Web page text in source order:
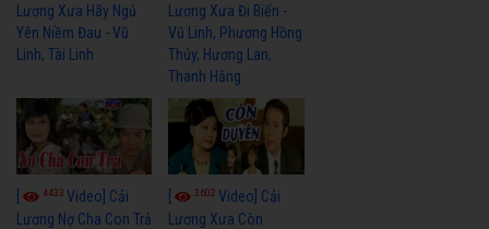
Lương Xưa Hãy Ngủ
Yên Niềm Đau - Vũ
Linh, Tài Linh
Lương Xưa Đi Biển -
Vũ Linh, Phương Hồng
Thủy, Hương Lan,
Thanh Hằng
4433 Video] Cải
Lương Nợ Cha Con Trả
3602Video] Cải
Lương Xưa Còn